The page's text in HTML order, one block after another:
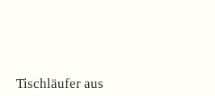
Tischläufer aus